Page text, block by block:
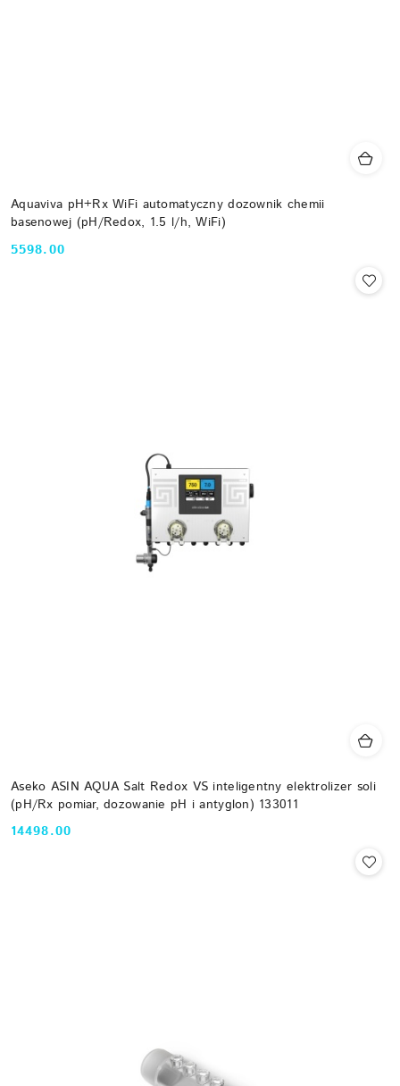
Aquaviva pH+Rx WiFi automatyczny dozownik chemii
basenowej (pH/Redox, 1.5 l/h, WiFi)
Cena:
5598.00
Aseko ASIN AQUA Salt Redox VS inteligentny elektrolizer soli
(pH/Rx pomiar, dozowanie pH i antyglon) 133011
Cena:
14498.00